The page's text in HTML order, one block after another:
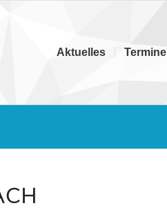
Aktuelles Termine